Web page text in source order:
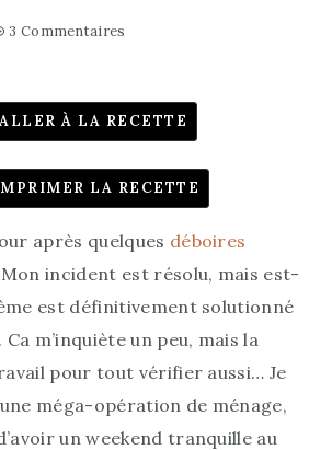
3 Commentaires
ALLER À LA RECETTE
LA RECETTE
après quelques déboires
incident est résolu, mais est-
est définitivement solutionné
Ca m’inquiète un peu, mais la
pour tout vérifier aussi… Je
méga-opération de ménage,
un weekend tranquille au